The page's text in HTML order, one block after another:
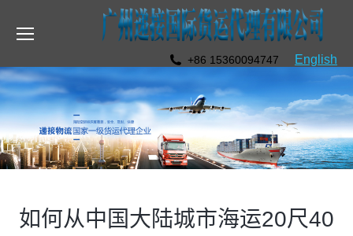
+86 15360094747 English
如何从中国大陆城市海运20尺40